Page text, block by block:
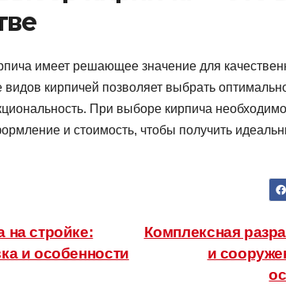
имеет решающее значение для
видов кирпичей позволяет выбрать
При выборе кирпича
и стоимость, чтобы получить
Комплексная
и
на стройке:
и особенности